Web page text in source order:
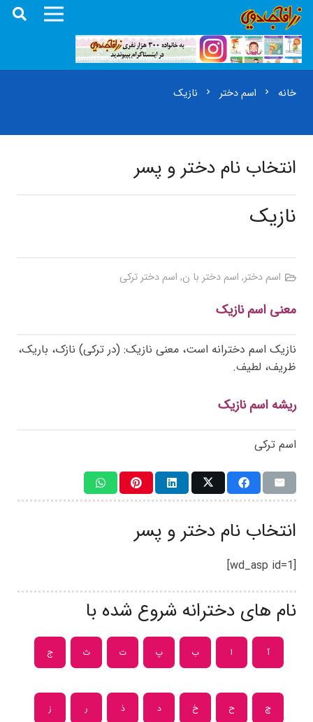
خانه chevron_right اسم دختر chevron_right نازیک
انتخاب نام دختر و پسر
نازیک
اسم دختر, اسم دختر با ن, اسم دختر ترکی
معنی اسم نازیک
نازیک اسم دخترانه است، معنی نازیک: (در ترکی) نازک، باریک،
ظریف، لطیف.
ریشه اسم نازیک
اسم ترکی
انتخاب نام دختر و پسر
[wd_asp id=1]
نام های دخترانه شروع شده با
آ ا ب پ ت ث ج
چ ح خ د ذ ر ز